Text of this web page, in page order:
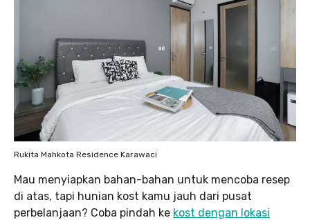
Rukita Mahkota Residence Karawaci
Mau menyiapkan bahan-bahan untuk mencoba resep
di atas, tapi hunian kost kamu jauh dari pusat
perbelanjaan? Coba pindah ke kost dengan lokasi